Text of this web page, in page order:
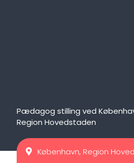
Pædagog stilling ved
Region Hovedstaden
København, Region